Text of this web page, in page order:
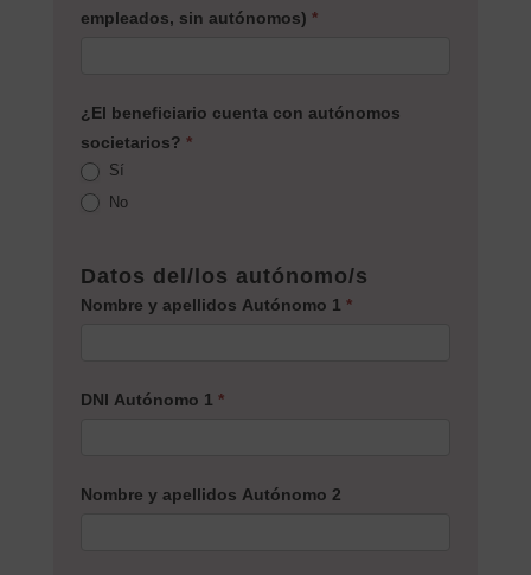
empleados, sin autónomos) *
¿El beneficiario cuenta con autónomos
societarios? *
Sí
No
Datos del/los autónomo/s
Nombre y apellidos Autónomo 1 *
DNI Autónomo 1 *
Nombre y apellidos Autónomo 2